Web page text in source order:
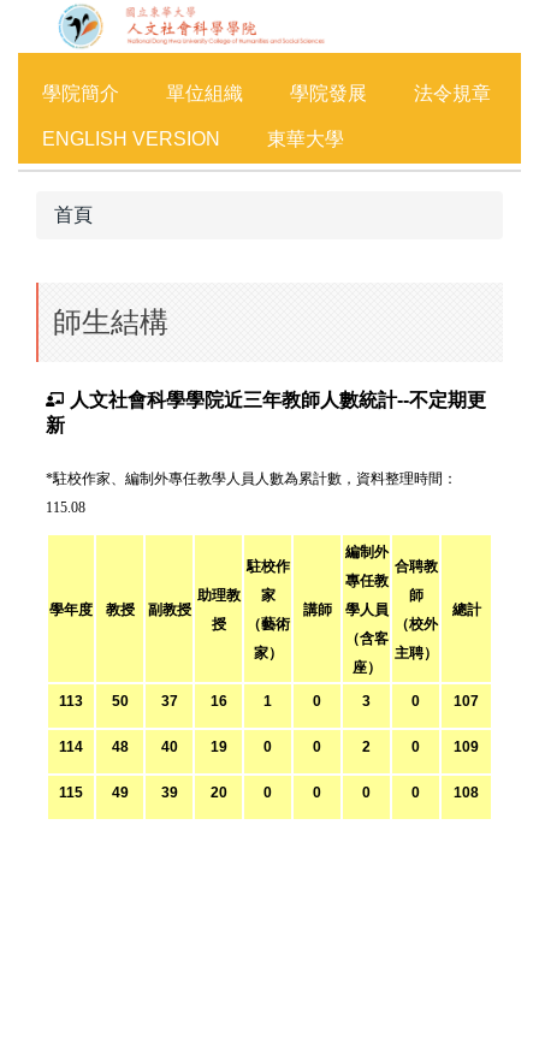
容
學院簡介 單位組織 學院發展 法令規章
ENGLISH VERSION 東華大學
首頁
師生結構
人文社會科學學院近三年教師人數統計--不定期更
新
*駐校作家、編制外專任教學人員人數為累計數，資料整理時間：
115.08
學年度 教授 副教授
助理教
授
駐校作
家
（藝術
家）
講師
編制外
專任教
學人員
（含客
座）
合聘教
師
（校外
主聘）
總計
113 50 37 16 1 0 3 0 107
114 48 40 19 0 0 2 0 109
115 49 39 20 0 0 0 0 108